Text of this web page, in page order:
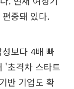
중돼 있다.
보다 4배 빠
'초격차 스타트
반 기업도 확